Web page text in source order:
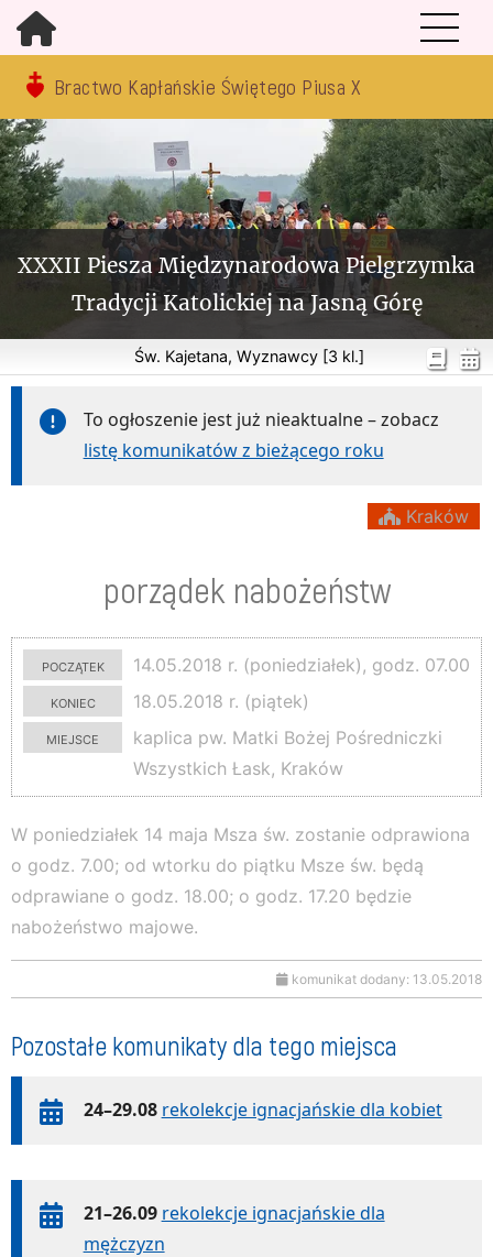
Bractwo Kapłańskie Świętego Piusa X
XXXII Piesza Międzynarodowa Pielgrzymka
Tradycji Katolickiej na Jasną Górę
Św. Kajetana, Wyznawcy [3 kl.]
To ogłoszenie jest już nieaktualne – zobacz
listę komunikatów z bieżącego roku
Kraków
porządek nabożeństw
początek
14.05.2018 r. (poniedziałek), godz. 07.00
koniec
18.05.2018 r. (piątek)
miejsce
kaplica pw. Matki Bożej Pośredniczki
Wszystkich Łask, Kraków
W poniedziałek 14 maja Msza św. zostanie odprawiona
o godz. 7.00; od wtorku do piątku Msze św. będą
odprawiane o godz. 18.00; o godz. 17.20 będzie
nabożeństwo majowe.
komunikat dodany: 13.05.2018
Pozostałe komunikaty dla tego miejsca
24–29.08 rekolekcje ignacjańskie dla kobiet
21–26.09 rekolekcje ignacjańskie dla
mężczyzn